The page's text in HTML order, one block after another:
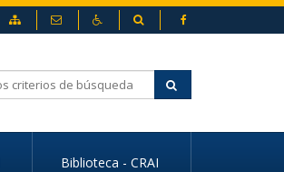
Mapa web Contacto AccesibilidadBuscador
Biblioteca - CRAI